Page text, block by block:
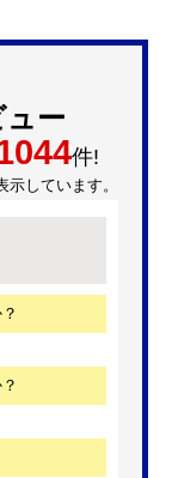
ー
件!
示しています。